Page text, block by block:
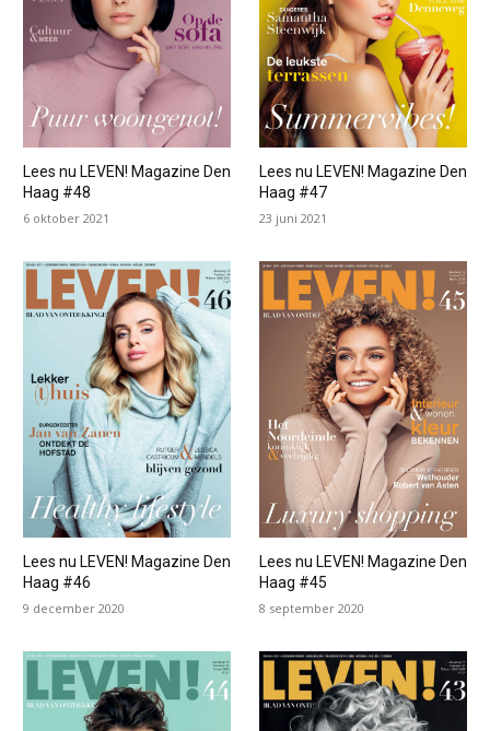
Lees nu LEVEN! Magazine Den
Haag #48
6 oktober 2021
Lees nu LEVEN! Magazine Den
Haag #47
23 juni 2021
Lees nu LEVEN! Magazine Den
Haag #46
9 december 2020
Lees nu LEVEN! Magazine Den
Haag #45
8 september 2020